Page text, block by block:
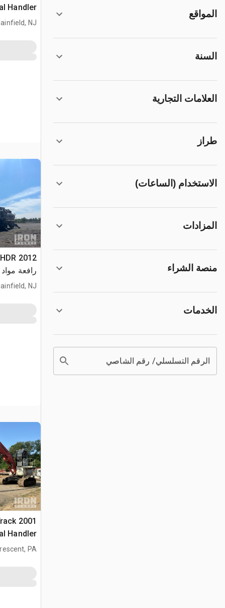
المواقع
السنة
العلامات التجارية
طراز
الاستخدام (الساعات)
المزادات
منصة الشراء
الخدمات
الرقم التسلسلي/ رقم الشاصي
Handler
NJ
HDR
رافعة
NJ
Handler
PA